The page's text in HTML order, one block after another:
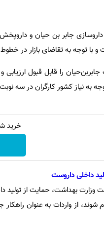
جابر بن حیان و
با توجه به تقاضای بازار در
به نیاز کشور کارگران در سه
خرید شمش
داخلی داروست
وزارت بهداشت، حمایت از تولید
شوند، از واردات به عنوان